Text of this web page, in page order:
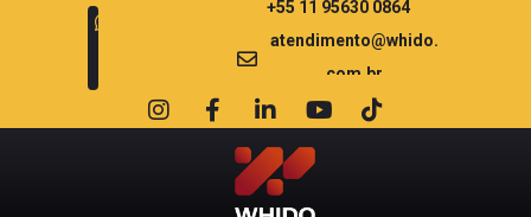
+55 11 95630 0864
atendimento@whido.
com.br